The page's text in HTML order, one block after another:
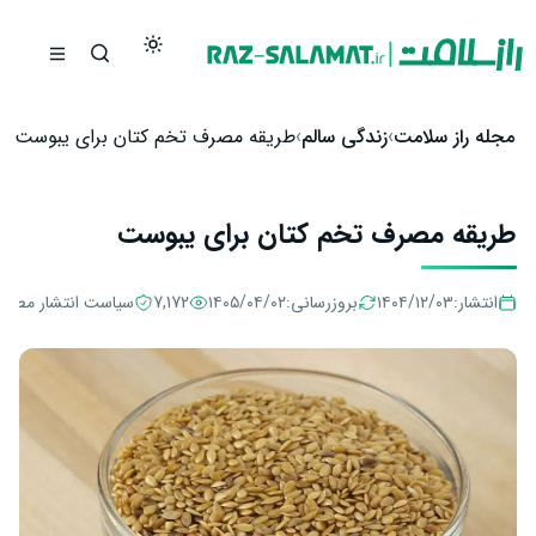
مجله راز سلامت زندگی سالم طریقه مصرف تخم کتان برای یبوست
طریقه مصرف تخم کتان برای یبوست
انتشار:۱۴۰۴/۱۲/۰۳ بروزرسانی:۱۴۰۵/۰۴/۰۲ 7,172 سیاست انتشار